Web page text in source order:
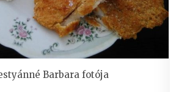
Barbara fotója